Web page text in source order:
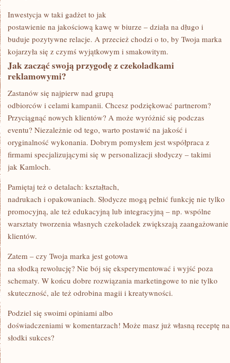
Inwestycja w taki gadżet to jak
postawienie na jakościową kawę w biurze – działa na długo i
buduje pozytywne relacje. A przecież chodzi o to, by Twoja marka
kojarzyła się z czymś wyjątkowym i smakowitym.
Jak zacząć swoją przygodę z czekoladkami
reklamowymi?
Zastanów się najpierw nad grupą
odbiorców i celami kampanii. Chcesz podziękować partnerom?
Przyciągnąć nowych klientów? A może wyróżnić się podczas
eventu? Niezależnie od tego, warto postawić na jakość i
oryginalność wykonania. Dobrym pomysłem jest współpraca z
firmami specjalizującymi się w personalizacji słodyczy – takimi
jak Kamloch.
Pamiętaj też o detalach: kształtach,
nadrukach i opakowaniach. Słodycze mogą pełnić funkcję nie tylko
promocyjną, ale też edukacyjną lub integracyjną – np. wspólne
warsztaty tworzenia własnych czekoladek zwiększają zaangażowanie
klientów.
Zatem – czy Twoja marka jest gotowa
na słodką rewolucję? Nie bój się eksperymentować i wyjść poza
schematy. W końcu dobre rozwiązania marketingowe to nie tylko
skuteczność, ale też odrobina magii i kreatywności.
Podziel się swoimi opiniami albo
doświadczeniami w komentarzach! Może masz już własną receptę na
słodki sukces?